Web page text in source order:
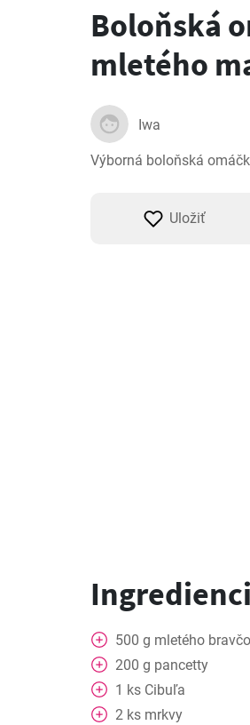
Boloňská
mletého
Iwa
Výborná boloňská
Uložiť
500 g mletého
200 g pancetty
1 ks Cibuľa
2 ks mrkvy